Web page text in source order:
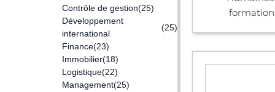
Contrôle de gestion(25)
Développement
international
(25)
Finance(23)
Immobilier(18)
Logistique(22)
Management(25)